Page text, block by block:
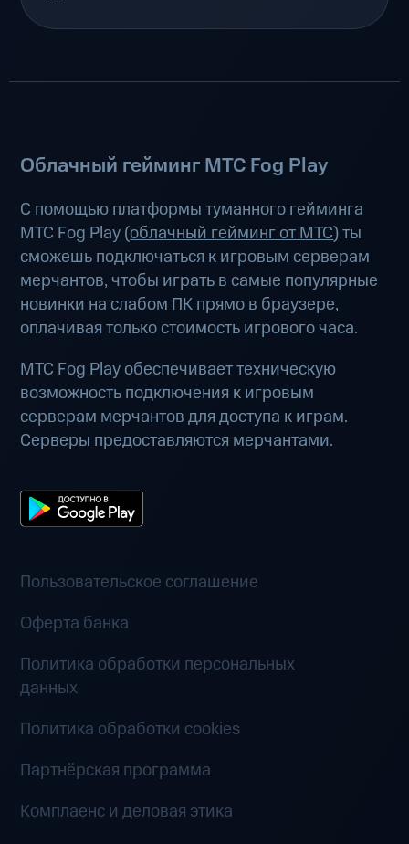
Облачный гейминг МТС Fog Play
С помощью платформы туманного гейминга
МТС Fog Play (облачный гейминг от МТС) ты
сможешь подключаться к игровым серверам
мерчантов, чтобы играть в самые популярные
новинки на слабом ПК прямо в браузере,
оплачивая только стоимость игрового часа.
МТС Fog Play обеспечивает техническую
возможность подключения к игровым
серверам мерчантов для доступа к играм.
Серверы предоставляются мерчантами.
Пользовательское соглашение
Оферта банка
Политика обработки персональных
данных
Политика обработки cookies
Партнёрская программа
Комплаенс и деловая этика